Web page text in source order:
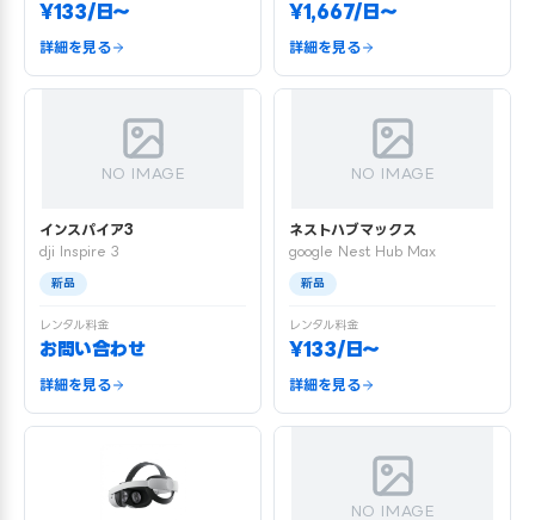
¥133/日〜
詳細を見る
¥1,667/日〜
詳細を見る
NO IMAGE
インスパイア3
dji Inspire 3
新品
レンタル料金
お問い合わせ
詳細を見る
NO IMAGE
ネストハブマックス
google Nest Hub Max
新品
レンタル料金
¥133/日〜
詳細を見る
NO IMAGE